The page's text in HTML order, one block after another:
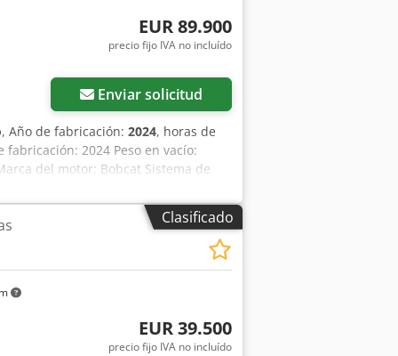
EUR 89.900
precio fijo IVA no incluído
Enviar solicitud
, Año de fabricación: 2024, horas de
fabricación: 2024 Peso en vacío:
del motor: Bobcat Sistema de
muy bueno = Otras opciones
Alto caudal - Acoplador hidráulico
= Tren de transmisión
Estado Tipo CE: CE Bobcat T76
asiento con suspensión neumática,
es nueva y viene equipada con
bajo solicitud.
Clasificado
EUR 39.500
precio fijo IVA no incluído